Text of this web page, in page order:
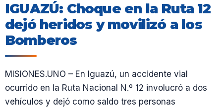
IGUAZÚ: Choque en la Ruta 12
dejó heridos y movilizó a los
Bomberos
MISIONES.UNO – En Iguazú, un accidente vial
ocurrido en la Ruta Nacional N.º 12 involucró a dos
vehículos y dejó como saldo tres personas